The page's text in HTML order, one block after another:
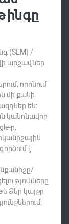
(SEM) /
արշավներ
որոնում
մի քանի
են:
կանոնավոր
ը,
է
Ձեր կայքը